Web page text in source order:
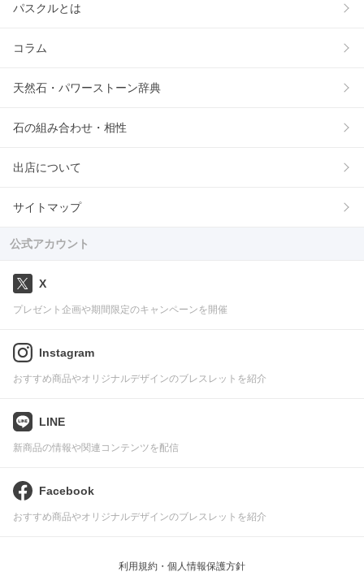
パスクルとは
コラム
天然石・パワーストーン辞典
石の組み合わせ・相性
出店について
サイトマップ
公式アカウント
X
プレゼント企画や期間限定のキャンペーンを開催
Instagram
おすすめ商品やオリジナルデザインのブレスレットを紹介
LINE
新商品の情報や関連コンテンツを配信
Facebook
おすすめ商品やオリジナルデザインのブレスレットを紹介
利用規約・個人情報保護方針